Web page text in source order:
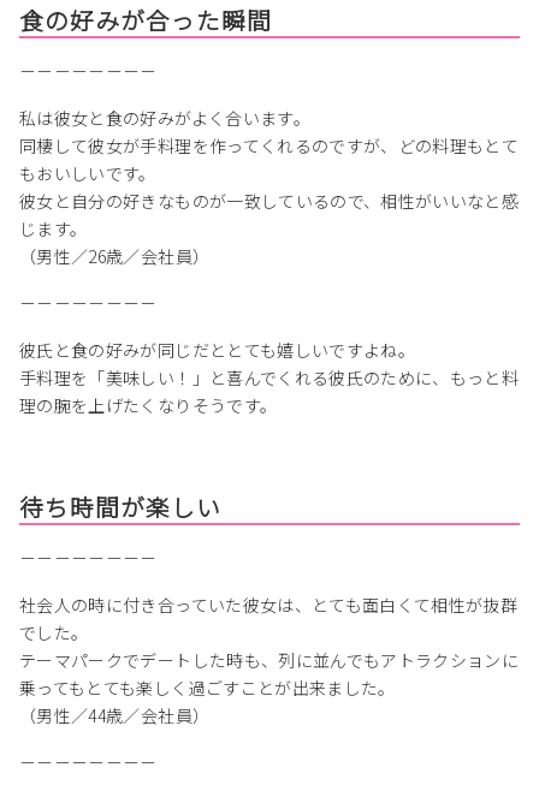
食の好みが合った瞬間
－－－－－－－－
私は彼女と食の好みがよく合います。
同棲して彼女が手料理を作ってくれるのですが、どの料理もとて
もおいしいです。
彼女と自分の好きなものが一致しているので、相性がいいなと感
じます。
（男性／26歳／会社員）
－－－－－－－－
彼氏と食の好みが同じだととても嬉しいですよね。
手料理を「美味しい！」と喜んでくれる彼氏のために、もっと料
理の腕を上げたくなりそうです。
待ち時間が楽しい
－－－－－－－－
社会人の時に付き合っていた彼女は、とても面白くて相性が抜群
でした。
テーマパークでデートした時も、列に並んでもアトラクションに
乗ってもとても楽しく過ごすことが出来ました。
（男性／44歳／会社員）
－－－－－－－－